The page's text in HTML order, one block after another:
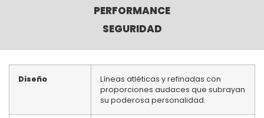
PERFORMANCE
SEGURIDAD
Diseño
Líneas atléticas y refinadas con
proporciones audaces que subrayan
su poderosa personalidad.